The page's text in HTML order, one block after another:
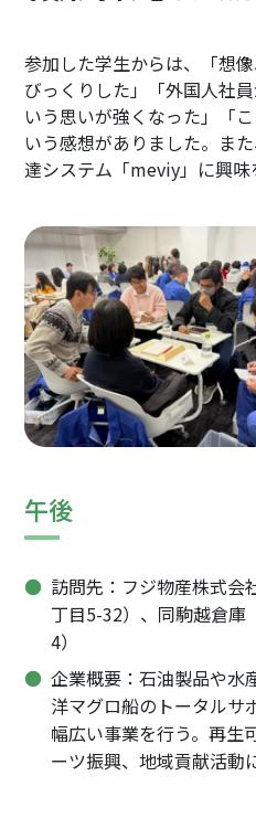
参加した学生からは、「想
びっくりした」「外国人社
いう思いが強くなった」「
いう感想がありました。ま
達システム「meviy」に興味
午後
訪問先：フジ物産株式会
丁目5-32）、同駒越倉庫
4）
企業概要：石油製品や水
洋マグロ船のトータルサ
幅広い事業を行う。再生
ーツ振興、地域貢献活動